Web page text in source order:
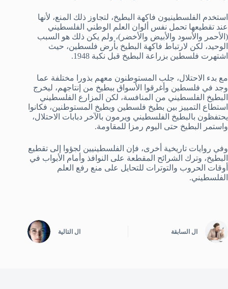
استخدم الفلسطينيون فاكهة البطيخ، لتجاوز ذلك المنع، لأنها
عند تقطيعها تحمل نفس ألوان العلم الوطني الفلسطيني
(الأحمر والأسود والأبيض والأخضر)، ولم يكن ذلك هو السبب
الوحيد، لكن لارتباط فاكهة البطيخ بأرض فلسطين، حيث
اشتهرت فلسطين بزراعة البطيخ قبل نكبة 1948.
مع بدء الاحتلال، جلب المستوطنون معهم بذورا مختلفة عما
وجد في فلسطين وأغرقوا الأسواق ببطيخ من إنتاجهم، ليخرج
البطيخ الفلسطيني من المنافسة، لكن المزارع الفلسطيني
استطاع التمييز بين بطيخ فلسطين وبطيخ المستوطنين، فكانوا
يحتفظون بالبطيخ الفلسطيني ويرمون بالآخر دبابات الاحتلال،
واستمر البطيخ حتى اليوم رمزا للمقاومة.
وفي روايات تاريخية أخرى، فإن الفلسطينيين لجؤوا إلى تقطيع
البطيخ، وترك الشرائح المقطعة على النوافذ وأمام الأبواب في
أوقات الحروب والتوترات للتحايل على منع رفع العلم
الفلسطيني.
ال السابقة ال التالية